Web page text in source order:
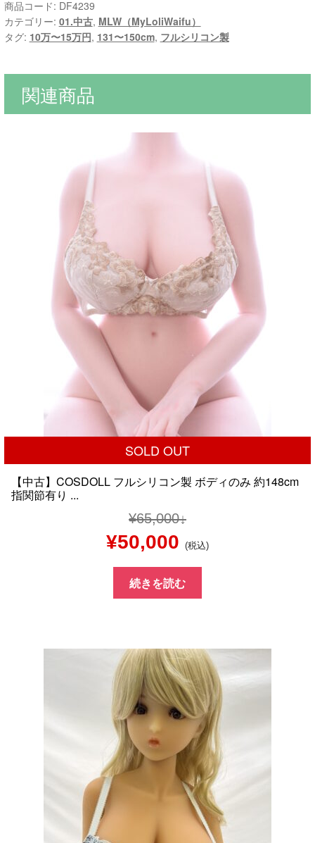
商品コード: DF4239
カテゴリー: 01.中古, MLW（MyLoliWaifu）
タグ: 10万〜15万円, 131〜150cm, フルシリコン製
関連商品
SOLD OUT
【中古】COSDOLL フルシリコン製 ボディのみ 約148cm
指関節有り ...
¥65,000
元
の
価
は
¥65,000
で
し
た。
¥50,000 現
在
の
格
は
¥50,000
で
す。
(税込)
続きを読む